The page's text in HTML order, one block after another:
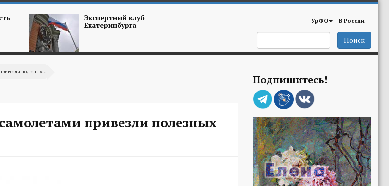
Экспертный клуб
Екатеринбурга УрФО В России
Поиск
полезных...
привезли полезных
Подпишитесь!